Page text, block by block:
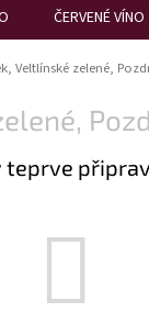
ČERVENÉ VÍNO
Veltlínské zelené,
teprve